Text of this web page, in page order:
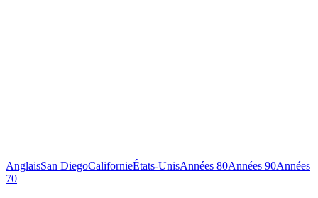
AnglaisSan DiegoCalifornieÉtats-UnisAnnées 80Années 90Années
70